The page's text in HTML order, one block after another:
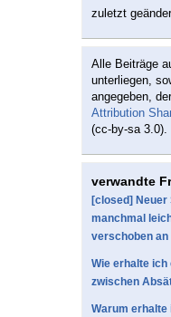
zuletzt
Alle Beiträge
unterliegen,
angegeben,
Attribution
(cc-by-sa 3.0).
verwandte
[closed] Neuer
manchmal
verschoben an
Wie erhalte ich
zwischen
Warum erhalte